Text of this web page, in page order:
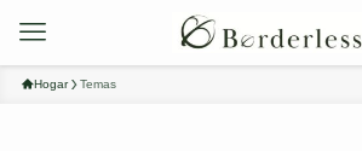
Hogar Temas